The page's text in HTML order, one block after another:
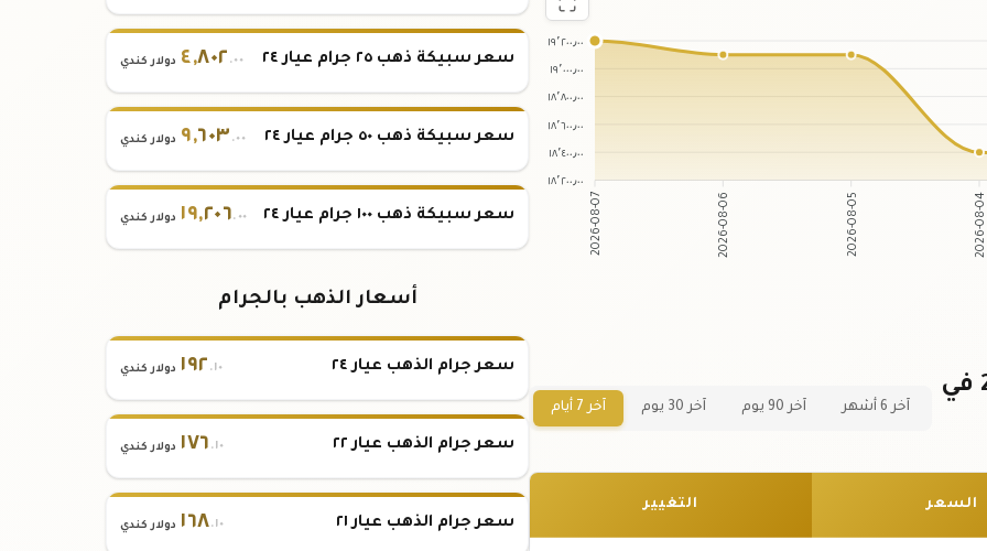
١٩٬٢٠٠٫٠٠
١٩٬٠٠٠٫٠٠
١٨٬٨٠٠٫٠٠
١٨٬٦٠٠٫٠٠
١٨٬٤٠٠٫٠٠
١٨٬٢٠٠٫٠٠
2026-08-07 2026-08-06 2026-08-05 2026-08-04
سعر سبيكة ذهب 100 جرام عيار 24 في
آخر 6 أشهر آخر 90 يوم آخر 30 يوم آخر 7 أيام
السعر التغيير
سعر سبيكة ذهب ٢٥ جرام عيار ٢٤ ٤,٨٠٢ .٠٠ دولار كندي
سعر سبيكة ذهب ٥٠ جرام عيار ٢٤ ٩,٦٠٣ .٠٠ دولار كندي
سعر سبيكة ذهب ١٠٠ جرام عيار ٢٤ ١٩,٢٠٦.٠٠ دولار كندي
أسعار الذهب بالجرام
سعر جرام الذهب عيار ٢٤ ١٩٢ .١٠ دولار كندي
سعر جرام الذهب عيار ٢٢ ١٧٦ .١٠ دولار كندي
سعر جرام الذهب عيار ٢١ ١٦٨.١٠ دولار كندي